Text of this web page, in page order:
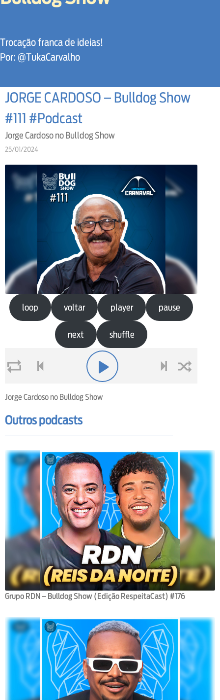
Trocação franca de ideias!
Por: @TukaCarvalho
JORGE CARDOSO – Bulldog Show
#111 #Podcast
Jorge Cardoso no Bulldog Show
25/01/2024
loop voltar player pause
next shuffle
Jorge Cardoso no Bulldog Show
Outros podcasts
Grupo RDN – Bulldog Show (Edição RespeitaCast) #176